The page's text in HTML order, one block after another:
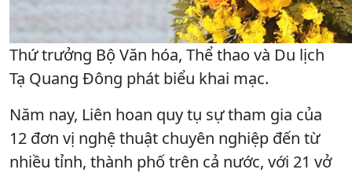
Thứ trưởng Bộ Văn hóa, Thể thao và Du lịch
Tạ Quang Đông phát biểu khai mạc.
Năm nay, Liên hoan quy tụ sự tham gia của
12 đơn vị nghệ thuật chuyên nghiệp đến từ
nhiều tỉnh, thành phố trên cả nước, với 21 vở